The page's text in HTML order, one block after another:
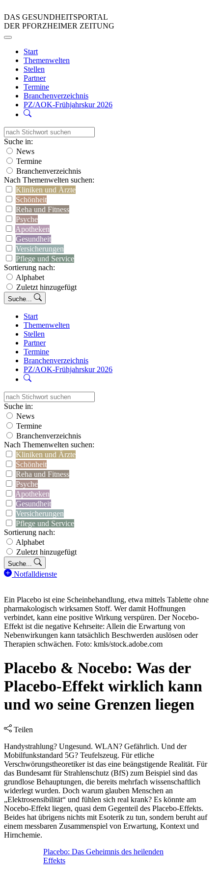
DAS GESUNDHEITSPORTAL
DER PFORZHEIMER ZEITUNG
Start
Themenwelten
Stellen
Partner
Termine
Branchenverzeichnis
PZ/AOK-Frühjahrskur 2026
Suche in:
News
Termine
Branchenverzeichnis
Nach Themenwelten suchen:
Kliniken und Ärzte
Schönheit
Reha und Fitness
Psyche
Apotheken
Gesundheit
Versicherungen
Pflege und Service
Sortierung nach:
Alphabet
Zuletzt hinzugefügt
Suche...
Start
Themenwelten
Stellen
Partner
Termine
Branchenverzeichnis
PZ/AOK-Frühjahrskur 2026
Suche in:
News
Termine
Branchenverzeichnis
Nach Themenwelten suchen:
Kliniken und Ärzte
Schönheit
Reha und Fitness
Psyche
Apotheken
Gesundheit
Versicherungen
Pflege und Service
Sortierung nach:
Alphabet
Zuletzt hinzugefügt
Suche...
Notfalldienste
Ein Placebo ist eine Scheinbehandlung, etwa mittels Tablette ohne
pharmakologisch wirksamen Stoff. Wer damit Hoffnungen
verbindet, kann eine positive Wirkung verspüren. Der Nocebo-
Effekt ist die negative Kehrseite: Allein die Erwartung von
Nebenwirkungen kann tatsächlich Beschwerden auslösen oder
Therapien schwächen. Foto: kmls/stock.adobe.com
Placebo & Nocebo: Was der
Placebo-Effekt wirklich kann
und wo seine Grenzen liegen
Teilen
Handystrahlung? Ungesund. WLAN? Gefährlich. Und der
Mobilfunkstandard 5G? Teufelszeug. Für etliche
Verschwörungstheoretiker ist das eine beängstigende Realität. Für
das Bundesamt für Strahlenschutz (BfS) zum Beispiel sind das
grundlose Behauptungen, die bereits mehrfach wissenschaftlich
widerlegt wurden. Doch warum glauben Menschen an
„Elektrosensibilität“ und fühlen sich real krank? Es könnte am
Nocebo-Effekt liegen, quasi dem Gegenteil des Placebo-Effekts.
Beides hat übrigens nichts mit Esoterik zu tun, sondern beruht auf
einem messbaren Zusammenspiel von Erwartung, Kontext und
Hirnchemie.
Placebo: Das Geheimnis des heilenden
Effekts